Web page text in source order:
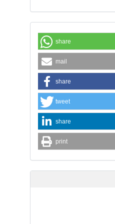
share
mail
share
tweet
share
print